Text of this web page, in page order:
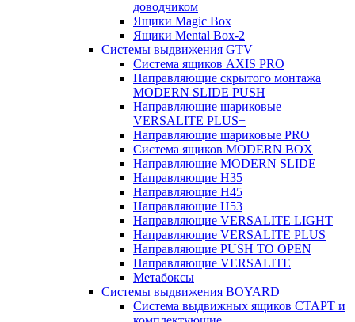
доводчиком
Ящики Magic Box
Ящики Mental Box-2
Системы выдвижения GTV
Система ящиков AXIS PRO
Направляющие скрытого монтажа
MODERN SLIDE PUSH
Направляющие шариковые
VERSALITE PLUS+
Направляющие шариковые PRO
Система ящиков MODERN BOX
Направляющие MODERN SLIDE
Направляющие H35
Направляющие H45
Направляющие H53
Направляющие VERSALITE LIGHT
Направляющие VERSALITE PLUS
Направляющие PUSH TO OPEN
Направляющие VERSALITE
Метабоксы
Системы выдвижения BOYARD
Система выдвижных ящиков СТАРТ и